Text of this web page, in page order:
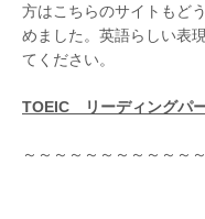
方はこちらのサイトもど
めました。英語らしい表
てください。
TOEIC リーディングパ
～～～～～～～～～～～